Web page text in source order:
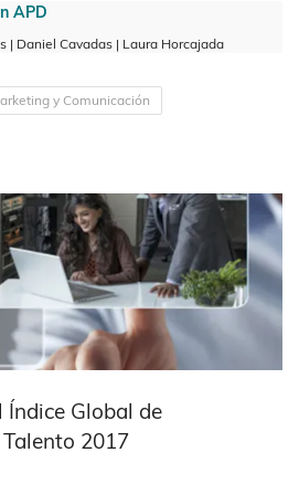
APD
| Daniel Cavadas | Laura Horcajada
y Comunicación
Índice Global de
2017